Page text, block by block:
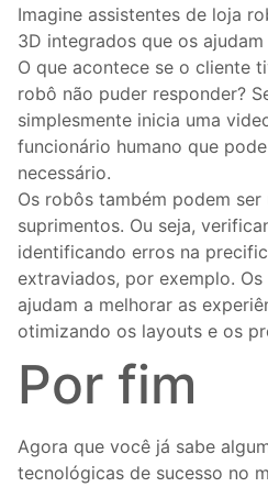
Imagine assistentes de loja
3D integrados que os
O que acontece se o cliente
robô não puder responder?
simplesmente inicia uma
funcionário humano que
necessário.
Os robôs também podem
suprimentos. Ou seja,
identificando erros na
extraviados, por exemplo.
ajudam a melhorar as
otimizando os layouts e os
Por fim
Agora que você já sabe
tecnológicas de sucesso no